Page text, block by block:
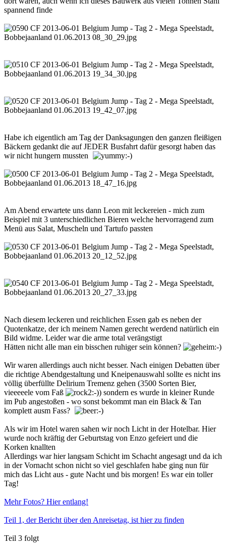
spannend finde
Habe ich eigentlich am Tag der Danksagungen den ganzen fleißigen
Bäckern gedankt die auf JEDER Busfahrt dafür gesorgt haben das
wir nicht hungern mussten
Am Abend erwartete uns dann Leon mit leckereien - mich zum
Beispiel mit 3 unterschiedlichen Bieren welche hervorragend zum
Menü aus Salat, Muscheln und Tartufo passten
Nach diesem leckeren und reichlichen Essen gab es neben der
Quotenkatze, der ich meinem Namen gerecht werdend natürlich ein
Bild widme. Leider war die arme total verängstigt
Hätten nicht alle man ein bisschen ruhiger sein können?
Wir waren allerdings auch nicht besser. Nach einigen Debatten über
die richtige Abendgestaltung und Kneipenauswahl sollte es nicht ins
völlig überfüllte Delirium Tremenz gehen (3500 Sorten Bier,
vieeeeele vom Faß
) sondern es wurde in kleiner Runde
im Pub angestoßen - wo sonst bekommt man ein Black & Tan
komplett ausm Fass?
Als wir im Hotel waren sahen wir noch Licht in der Hotelbar. Hier
wurde noch kräftig der Geburtstag von Enzo gefeiert und die
Korken knallten
Allerdings war hier langsam Schicht im Schacht angesagt und da ich
in der Vornacht schon nicht so viel geschlafen habe ging nun für
mich das Licht aus - gute Nacht und bis morgen! Es war ein toller
Tag!
Mehr Fotos? Hier entlang!
Teil 1, der Bericht über den Anreisetag, ist hier zu finden
Teil 3 folgt